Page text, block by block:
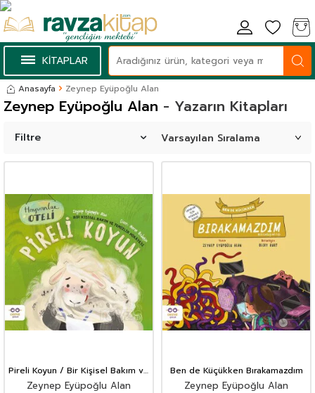
KİTAPLAR
Anasayfa Zeynep Eyüpoğlu Alan
- Yazarın Kitapları
Zeynep Eyüpoğlu Alan
Filtre
Pireli Koyun / Bir Kişisel Bakım ve
Temizlik Hikayesi
Zeynep Eyüpoğlu Alan
Ben de Küçükken Bırakamazdım
Zeynep Eyüpoğlu Alan